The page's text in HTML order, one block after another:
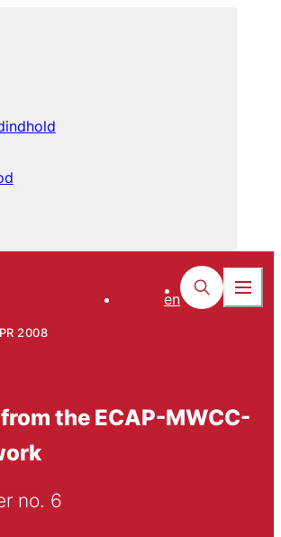
en
2008
the ECAP-MWCC-
no. 6